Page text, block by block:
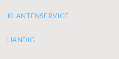
KLANTENSERVICE
HANDIG